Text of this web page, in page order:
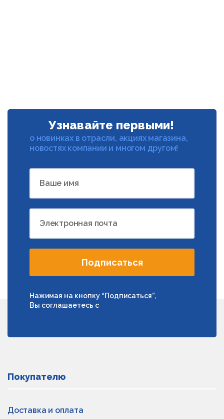
Узнавайте первыми!
о новинках в отрасли, акциях магазина,
новостях компании и многом другом!
Ваше имя
Электронная почта
Подписаться
Нажимая на кнопку “Подписаться”,
Вы соглашаетесь с
Покупателю
Доставка и оплата